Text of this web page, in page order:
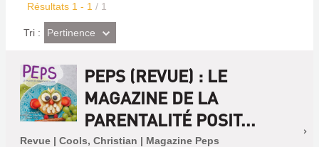
Résultats 1 - 1 / 1
Tri : (Effet
imédiat)
Pertinence
PEPS (REVUE) : LE
MAGAZINE DE LA
PARENTALITÉ POSIT...
Revue | Cools, Christian | Magazine Peps